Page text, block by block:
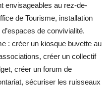
envisageables au rez-de-
de Tourisme, installation
de convivialité.
: créer un kiosque buvette au
créer un collectif
créer un forum de
sécuriser les ruisseaux